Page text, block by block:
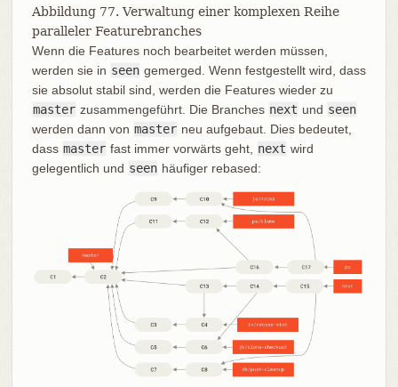
Abbildung 77. Verwaltung einer komplexen Reihe
paralleler Featurebranches
Wenn die Features noch bearbeitet werden müssen,
werden sie in seen gemerged. Wenn festgestellt wird, dass
sie absolut stabil sind, werden die Features wieder zu
master zusammengeführt. Die Branches next und seen
werden dann von master neu aufgebaut. Dies bedeutet,
dass master fast immer vorwärts geht, next wird
gelegentlich und seen häufiger rebased: